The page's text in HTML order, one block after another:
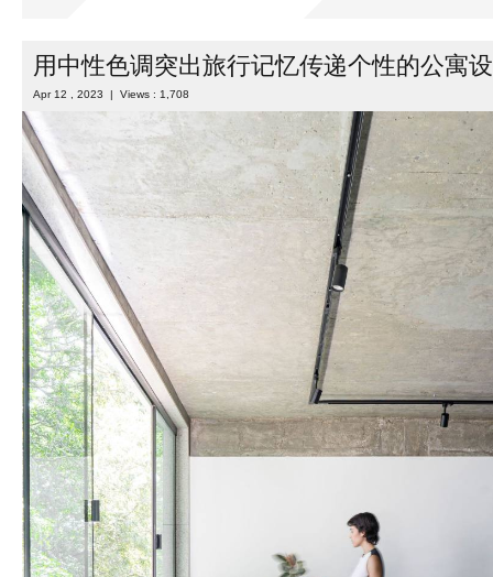
用中性色调突出旅行记忆传递个性的公寓
Apr 12 , 2023 | Views : 1,708